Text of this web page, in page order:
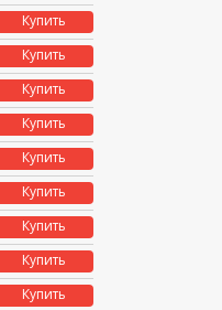
Купить
Купить
Купить
Купить
Купить
Купить
Купить
Купить
Купить